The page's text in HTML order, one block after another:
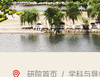
研院首页 / 学科与导